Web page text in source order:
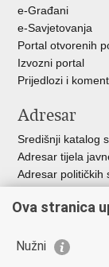
e-Građani
e-Savjetovanja
Portal otvorenih
Izvozni portal
Prijedlozi i
Adresar
Središnji katalog
Adresar tijela
Adresar političkih
Besplatni telefoni
Važne
Ova stranica
Nužni